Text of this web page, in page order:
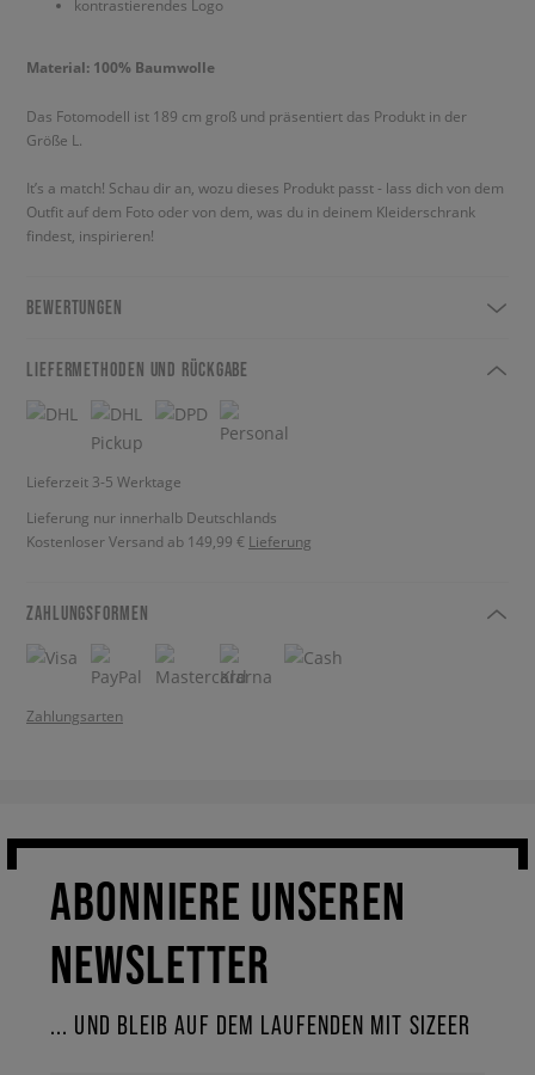
kontrastierendes Logo
Material: 100% Baumwolle
Das Fotomodell ist 189 cm groß und präsentiert das Produkt in der
Größe L.
It’s a match! Schau dir an, wozu dieses Produkt passt - lass dich von dem
Outfit auf dem Foto oder von dem, was du in deinem Kleiderschrank
findest, inspirieren!
BEWERTUNGEN
LIEFERMETHODEN UND RÜCKGABE
Lieferzeit 3-5 Werktage
Lieferung nur innerhalb Deutschlands
Kostenloser Versand ab 149,99 € Lieferung
ZAHLUNGSFORMEN
Zahlungsarten
ABONNIERE UNSEREN
NEWSLETTER
... UND BLEIB AUF DEM LAUFENDEN MIT SIZEER